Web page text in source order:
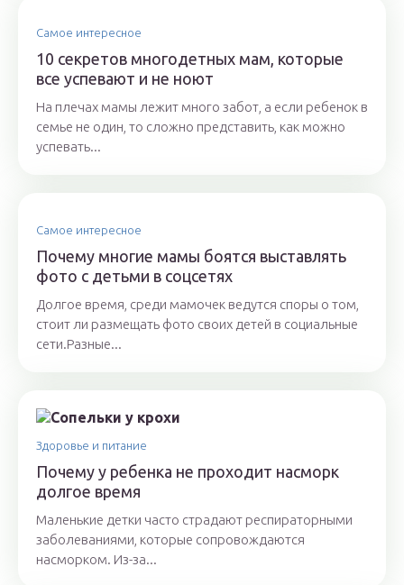
Самое интересное
10 секретов многодетных мам, которые
все успевают и не ноют
На плечах мамы лежит много забот, а если ребенок в
семье не один, то сложно представить, как можно
успевать...
Самое интересное
Почему многие мамы боятся выставлять
фото с детьми в соцсетях
Долгое время, среди мамочек ведутся споры о том,
стоит ли размещать фото своих детей в социальные
сети.Разные...
Здоровье и питание
Почему у ребенка не проходит насморк
долгое время
Маленькие детки часто страдают респираторными
заболеваниями, которые сопровождаются
насморком. Из-за...